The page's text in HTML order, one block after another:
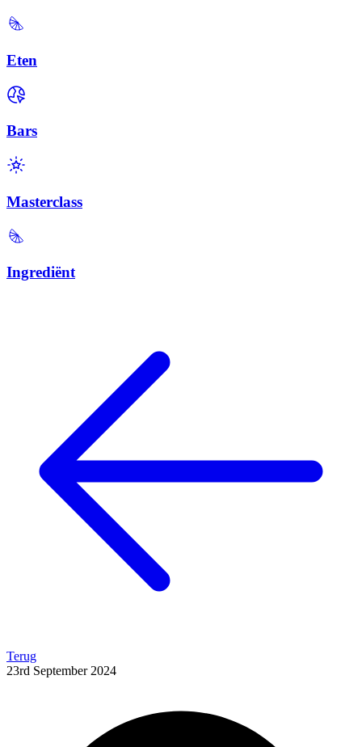
Eten
Bars
Masterclass
Ingrediënt
Terug
23rd September 2024